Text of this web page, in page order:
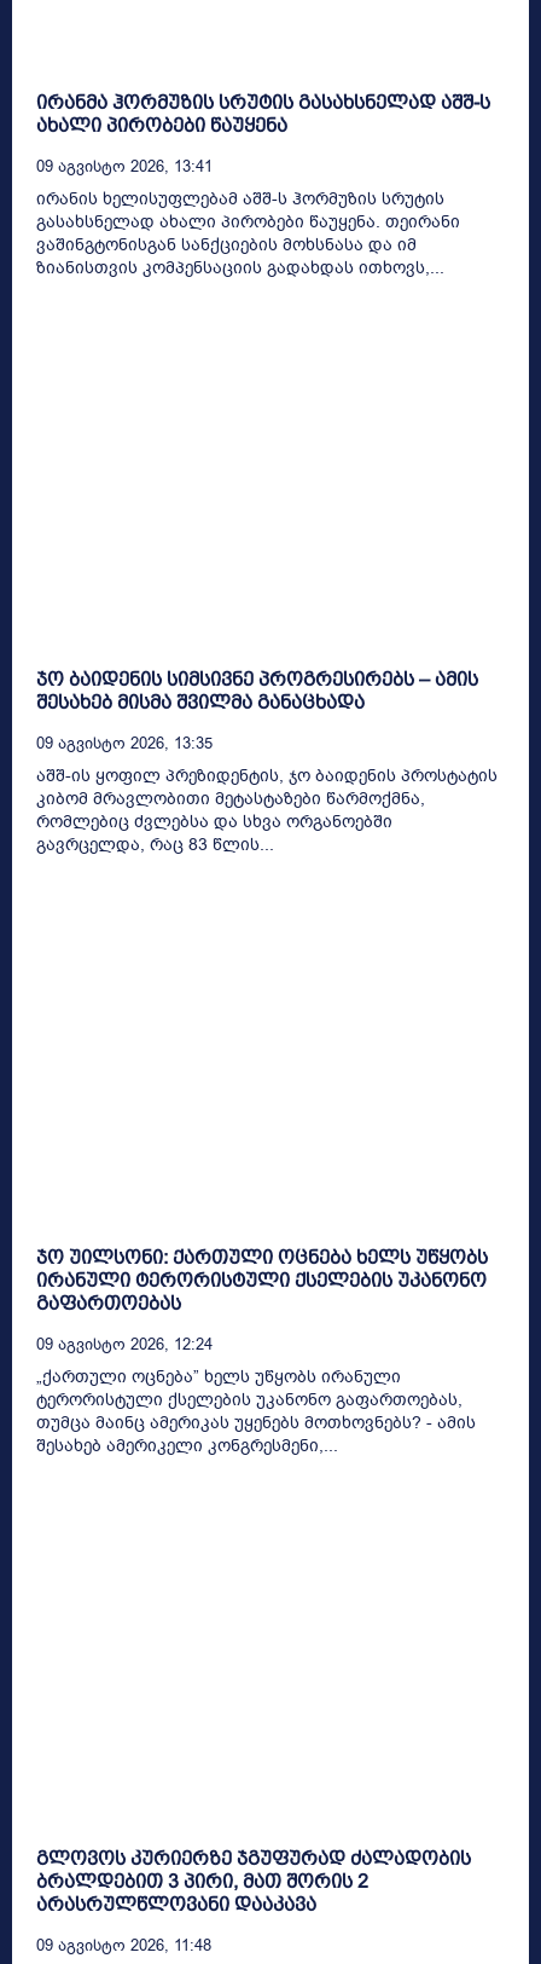
ირანმა ჰორმუზის სრუტის გასახსნელად აშშ-ს
ახალი პირობები წაუყენა
09 Აგვისტო 2026, 13:41
ირანის ხელისუფლებამ აშშ-ს ჰორმუზის სრუტის
გასახსნელად ახალი პირობები წაუყენა. თეირანი
ვაშინგტონისგან სანქციების მოხსნასა და იმ
ზიანისთვის კომპენსაციის გადახდას ითხოვს,...
ჯო ბაიდენის სიმსივნე პროგრესირებს – ამის
შესახებ მისმა შვილმა განაცხადა
09 Აგვისტო 2026, 13:35
აშშ-ის ყოფილ პრეზიდენტის, ჯო ბაიდენის პროსტატის
კიბომ მრავლობითი მეტასტაზები წარმოქმნა,
რომლებიც ძვლებსა და სხვა ორგანოებში
გავრცელდა, რაც 83 წლის...
ჯო უილსონი: ქართული ოცნება ხელს უწყობს
ირანული ტერორისტული ქსელების უკანონო
გაფართოებას
09 Აგვისტო 2026, 12:24
„ქართული ოცნება” ხელს უწყობს ირანული
ტერორისტული ქსელების უკანონო გაფართოებას,
თუმცა მაინც ამერიკას უყენებს მოთხოვნებს? - ამის
შესახებ ამერიკელი კონგრესმენი,...
გლოვოს კურიერზე ჯგუფურად ძალადობის
ბრალდებით 3 პირი, მათ შორის 2
არასრულწლოვანი დააკავა
09 Აგვისტო 2026, 11:48